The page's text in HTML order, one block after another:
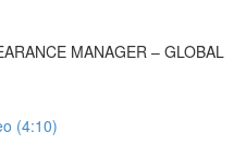
MANAGER – GLOBAL
(4:10)